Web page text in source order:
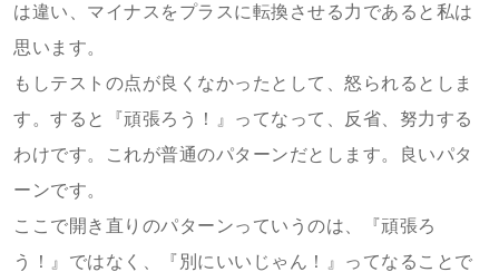
は違い、マイナスをプラスに転換させる力であると私は
思います。
もしテストの点が良くなかったとして、怒られるとしま
す。すると『頑張ろう！』ってなって、反省、努力する
わけです。これが普通のパターンだとします。良いパタ
ーンです。
ここで開き直りのパターンっていうのは、『頑張ろ
う！』ではなく、『別にいいじゃん！』ってなることで